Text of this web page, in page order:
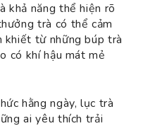
khả năng thể hiện rõ
trà có thể cảm
khiết từ những búp trà
có khí hậu mát mẻ
hằng ngày, lục trà
ai yêu thích trải